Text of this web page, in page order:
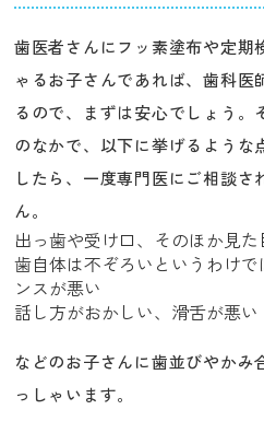
歯医者さんにフッ素塗布や定期
ゃるお子さんであれば、歯科医
るので、まずは安心でしょう。
のなかで、以下に挙げるような
したら、一度専門医にご相談
ん。
出っ歯や受け口、そのほか見
歯自体は不ぞろいというわけ
ンスが悪い
話し方がおかしい、滑舌が悪い
などのお子さんに歯並びやかみ
っしゃいます。